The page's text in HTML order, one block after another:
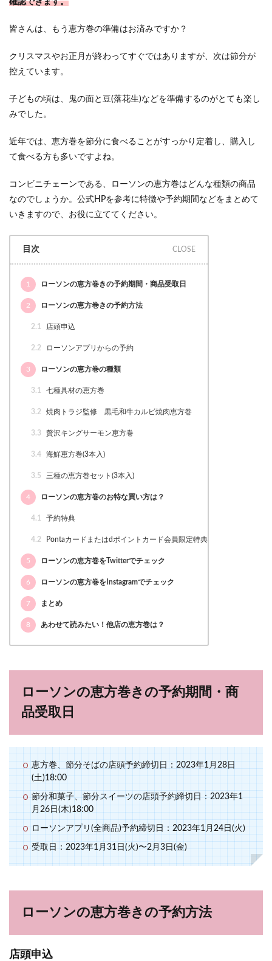
確認できます。
皆さんは、もう恵方巻の準備はお済みですか？
クリスマスやお正月が終わってすぐではありますが、次は節分が
控えています。
子どもの頃は、鬼の面と豆(落花生)などを準備するのがとても楽し
みでした。
近年では、恵方巻を節分に食べることがすっかり定着し、購入し
て食べる方も多いですよね。
コンビニチェーンである、ローソンの恵方巻はどんな種類の商品
なのでしょうか。公式HPを参考に特徴や予約期間などをまとめて
いきますので、お役に立ててください。
目次
1 ローソンの恵方巻きの予約期間・商品受取日
2 ローソンの恵方巻きの予約方法
2.1 店頭申込
2.2 ローソンアプリからの予約
3 ローソンの恵方巻の種類
3.1 七種具材の恵方巻
3.2 焼肉トラジ監修 黒毛和牛カルビ焼肉恵方巻
3.3 贅沢キングサーモン恵方巻
3.4 海鮮恵方巻(3本入)
3.5 三種の恵方巻セット(3本入)
4 ローソンの恵方巻のお特な買い方は？
4.1 予約特典
4.2 Pontaカードまたはdポイントカード会員限定特典
5 ローソンの恵方巻をTwitterでチェック
6 ローソンの恵方巻をInstagramでチェック
7 まとめ
8 あわせて読みたい！他店の恵方巻は？
ローソンの恵方巻きの予約期間・商
品受取日
恵方巻、節分そばの店頭予約締切日：2023年1月28日
(土)18:00
節分和菓子、節分スイーツの店頭予約締切日：2023年1
月26日(木)18:00
ローソンアプリ(全商品)予約締切日：2023年1月24日(火)
受取日：2023年1月31日(火)〜2月3日(金)
ローソンの恵方巻きの予約方法
店頭申込